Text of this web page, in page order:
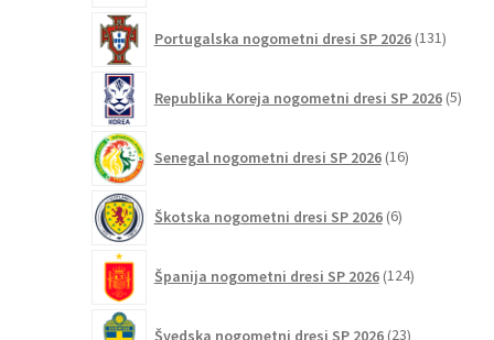
Portugalska nogometni dresi SP 2026 131
Republika Koreja nogometni dresi SP 2026 5
Senegal nogometni dresi SP 2026 16izdelkov
Škotska nogometni dresi SP 2026 6izdelkov
Španija nogometni dresi SP 2026 124izdelkov
Švedska nogometni dresi SP 2026 23